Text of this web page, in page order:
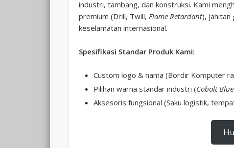
industri, tambang, dan konstruksi. Kami
premium (Drill, Twill, Flame Retardant), jahitan
keselamatan internasional.
Spesifikasi Standar Produk Kami:
Custom logo & nama (Bordir Komputer
Pilihan warna standar industri (Cobalt Blue
Aksesoris fungsional (Saku logistik,